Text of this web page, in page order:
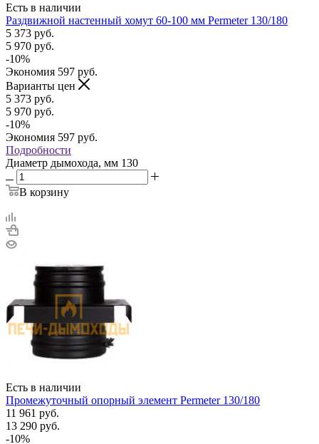
Есть в наличии
Раздвижной настенный хомут 60-100 мм Permeter 130/180
5 373 руб.
5 970 руб.
-10%
Экономия 597 руб.
Варианты цен
5 373 руб.
5 970 руб.
-10%
Экономия 597 руб.
Подробности
Диаметр дымохода, мм 130
В корзину
Есть в наличии
Промежуточный опорный элемент Permeter 130/180
11 961 руб.
13 290 руб.
-10%